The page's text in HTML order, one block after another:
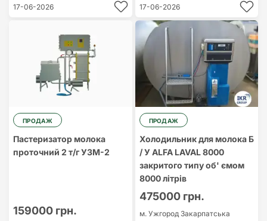
17-06-2026
17-06-2026
ПРОДАЖ
Пастеризатор молока
проточний 2 т/г УЗМ-2
159000 грн.
ПРОДАЖ
Холодильник для молока Б
/ У ALFA LAVAL 8000
закритого типу об' ємом
8000 літрів
475000 грн.
м. Ужгород Закарпатська